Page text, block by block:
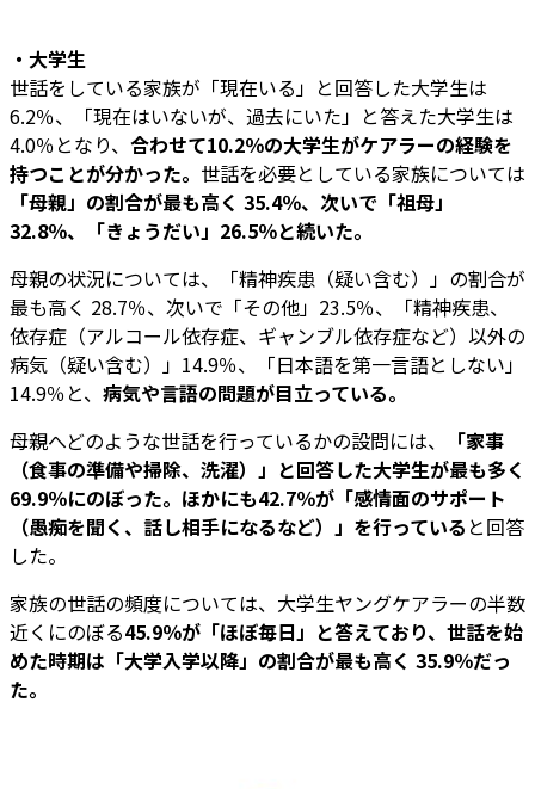
・大学生
世話をしている家族が「現在いる」と回答した大学生は
6.2％、「現在はいないが、過去にいた」と答えた大学生は
4.0％となり、 合わせて10.2％の大学生がケアラーの経験を
持つことが分かった。 世話を必要としている家族については
「母親」の割合が最も高く 35.4％、次いで「祖母」
32.8％、「きょうだい」26.5％と続いた。
母親の状況については、「精神疾患（疑い含む）」の割合が
最も高く 28.7％、次いで「その他」23.5％、「精神疾患、
依存症（アルコール依存症、ギャンブル依存症など）以外の
病気（疑い含む）」14.9％、「日本語を第一言語としない」
14.9％と、 病気や言語の問題が目立っている。
母親へどのような世話を行っているかの設問には、
「家事
（食事の準備や掃除、洗濯）」と回答した大学生が最も多く
69.9％にのぼった。ほかにも42.7％が「感情面のサポート
（愚痴を聞く、話し相手になるなど）」を行っている と回答
した。
家族の世話の頻度については、大学生ヤングケアラーの半数
近くにのぼる45.9％が「ほぼ毎日」と答えており、世話を始
めた時期は「大学入学以降」の割合が最も高く 35.9％だっ
た。